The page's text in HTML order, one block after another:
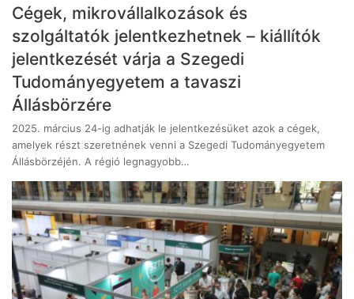
Cégek, mikrovállalkozások és
szolgáltatók jelentkezhetnek – kiállítók
jelentkezését várja a Szegedi
Tudományegyetem a tavaszi
Állásbörzére
2025. március 24-ig adhatják le jelentkezésüket azok a cégek,
amelyek részt szeretnének venni a Szegedi Tudományegyetem
Állásbörzéjén. A régió legnagyobb…